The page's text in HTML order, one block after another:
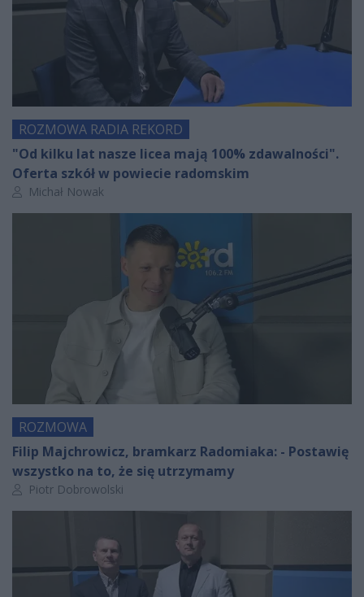
ROZMOWA RADIA REKORD
"Od kilku lat nasze licea mają 100% zdawalności".
Oferta szkół w powiecie radomskim
Autor artykułu:
Michał Nowak
ROZMOWA
Filip Majchrowicz, bramkarz Radomiaka: - Postawię
wszystko na to, że się utrzymamy
Autor artykułu:
Piotr Dobrowolski